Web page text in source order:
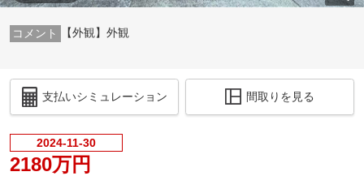
【外観】外観
支払いシミュレーション 間取りを見る
2024-11-30
2180万円